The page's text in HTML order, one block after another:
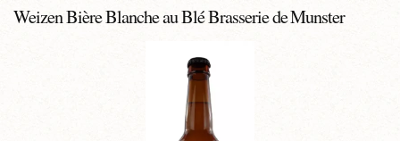
Weizen Bière Blanche au Blé Brasserie de Munster